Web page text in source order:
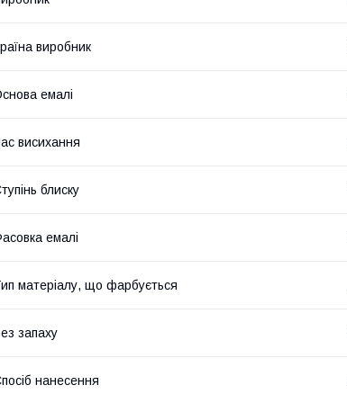
виробник
емалі
висихання
блиску
емалі
матеріалу, що фарбується
запаху
нанесення